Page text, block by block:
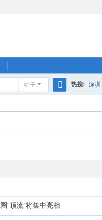
帖子
索
热搜: 深圳
“顶流”将集中亮相